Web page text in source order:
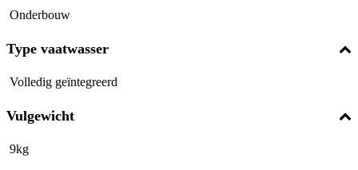
Onderbouw
Type vaatwasser
Volledig geïntegreerd
Vulgewicht
9kg